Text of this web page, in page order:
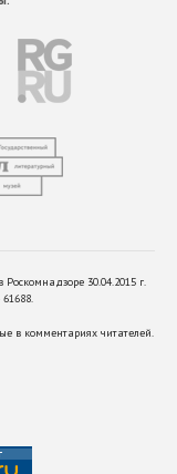
30.04.2015 г.
в комментариях читателей.